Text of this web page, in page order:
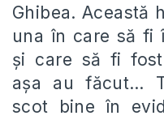
Ghibea. Această
una în care să fi
și care să fi
așa au făcut…
scot bine în